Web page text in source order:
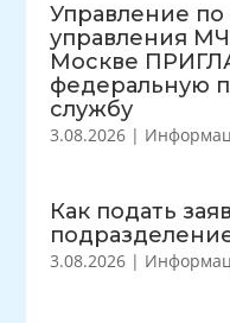
Управление
управления
Москве
федеральную
службу
3.08.2026 |
Как подать
3.08.2026 |